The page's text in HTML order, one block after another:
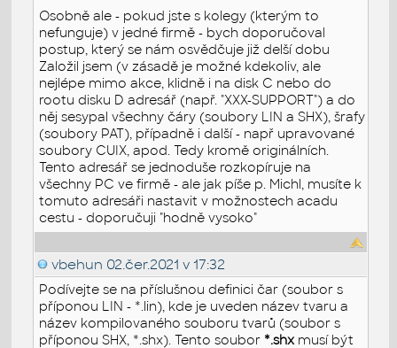
Osobně ale - pokud jste s kolegy (kterým to
nefunguje) v jedné firmě - bych doporučoval
postup, který se nám osvědčuje již delší dobu
Založil jsem (v zásadě je možné kdekoliv, ale
nejlépe mimo akce, klidně i na disk C nebo do
rootu disku D adresář (např. "XXX-SUPPORT") a do
něj sesypal všechny čáry (soubory LIN a SHX), šrafy
(soubory PAT), případně i další - např upravované
soubory CUIX, apod. Tedy kromě originálních.
Tento adresář se jednoduše rozkopíruje na
všechny PC ve firmě - ale jak píše p. Michl, musíte k
tomuto adresáři nastavit v možnostech acadu
cestu - doporučuji "hodně vysoko"
vbehun 02.čer.2021 v 17:32
Podívejte se na příslušnou definici čar (soubor s
příponou LIN - *.lin), kde je uveden název tvaru a
název kompilovaného souboru tvarů (soubor s
příponou SHX, *.shx). Tento soubor *.shxmusí být